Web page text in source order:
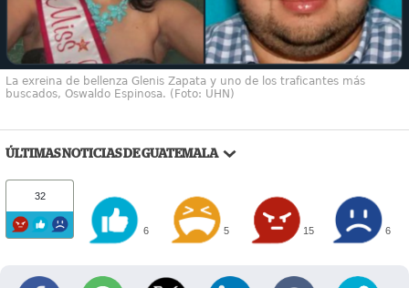
La exreina de bellenza Glenis Zapata y uno de los traficantes más
buscados, Oswaldo Espinosa. (Foto: UHN)
ÚLTIMAS NOTICIAS DE GUATEMALA
32
6 5 15 6